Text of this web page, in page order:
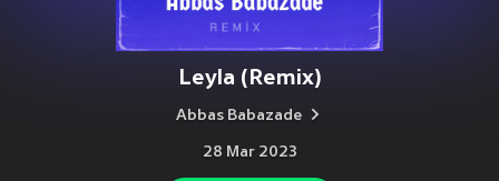
Leyla (Remix)
Abbas Babazade
28 Mar 2023